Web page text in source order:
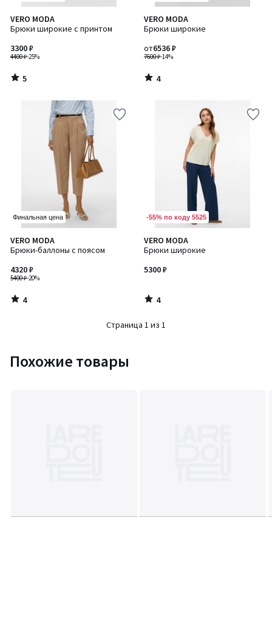
VERO MODA
Брюки широкие с принтом
4400 ₽-25%
3300 ₽
5
/
5
/
VERO MODA
Брюки широкие
7600 ₽-14%
от6536 ₽
4
/
4
/
Финальная цена
VERO MODA
Брюки-баллоны с поясом
5400 ₽-20%
4320 ₽
4
/
4
/
-55% по коду 5525
VERO MODA
Брюки широкие
5300 ₽
4
/
4
/
Страница 1 из 1
Похожие товары